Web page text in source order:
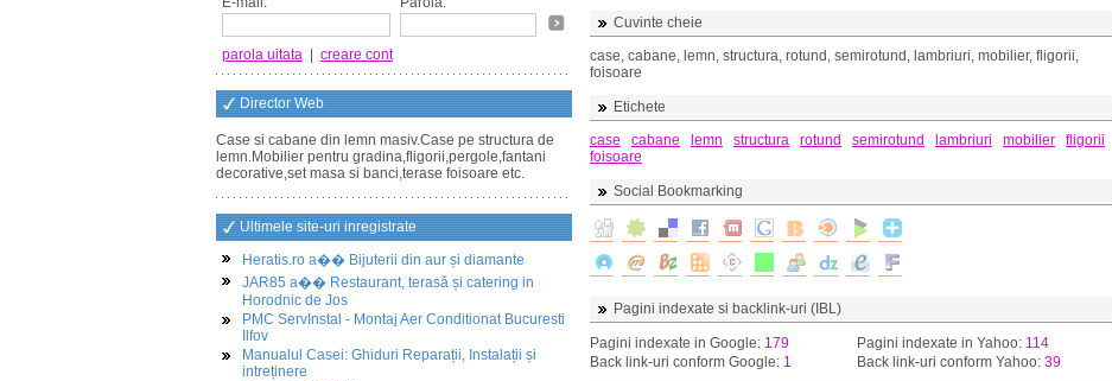
parola uitata creare cont
Director Web
Case si cabane din lemn masiv.Case pe structura de
lemn.Mobilier pentru gradina,fligorii,pergole,fantani
decorative,set masa si banci,terase foisoare etc.
Ultimele site-uri inregistrate
Heratis.ro a�� Bijuterii din aur și diamante
JAR85 a�� Restaurant, terasă și catering in
Horodnic de Jos
PMC ServInstal - Montaj Aer Conditionat Bucuresti
Ilfov
Manualul Casei: Ghiduri Reparații, Instalații și
intreținere
Cuvinte cheie
case, cabane, lemn, structura, rotund, semirotund, lambriuri, mobilier, fligorii,
foisoare
Etichete
case
cabane lemn structura rotund semirotund lambriuri mobilier
fligorii
foisoare
Social Bookmarking
Pagini indexate si backlink-uri (IBL)
Pagini indexate in Google: 179
Back link-uri conform Google: 1
Pagini indexate in Yahoo: 114
Back link-uri conform Yahoo: 39